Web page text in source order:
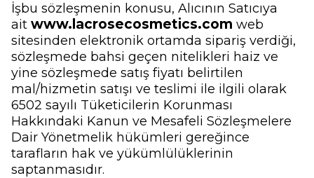
İşbu sözleşmenin konusu, Alıcının Satıcıya
ait www.lacrosecosmetics.com web
sitesinden elektronik ortamda sipariş verdiği,
sözleşmede bahsi geçen nitelikleri haiz ve
yine sözleşmede satış fiyatı belirtilen
mal/hizmetin satışı ve teslimi ile ilgili olarak
6502 sayılı Tüketicilerin Korunması
Hakkındaki Kanun ve Mesafeli Sözleşmelere
Dair Yönetmelik hükümleri gereğince
tarafların hak ve yükümlülüklerinin
saptanmasıdır.